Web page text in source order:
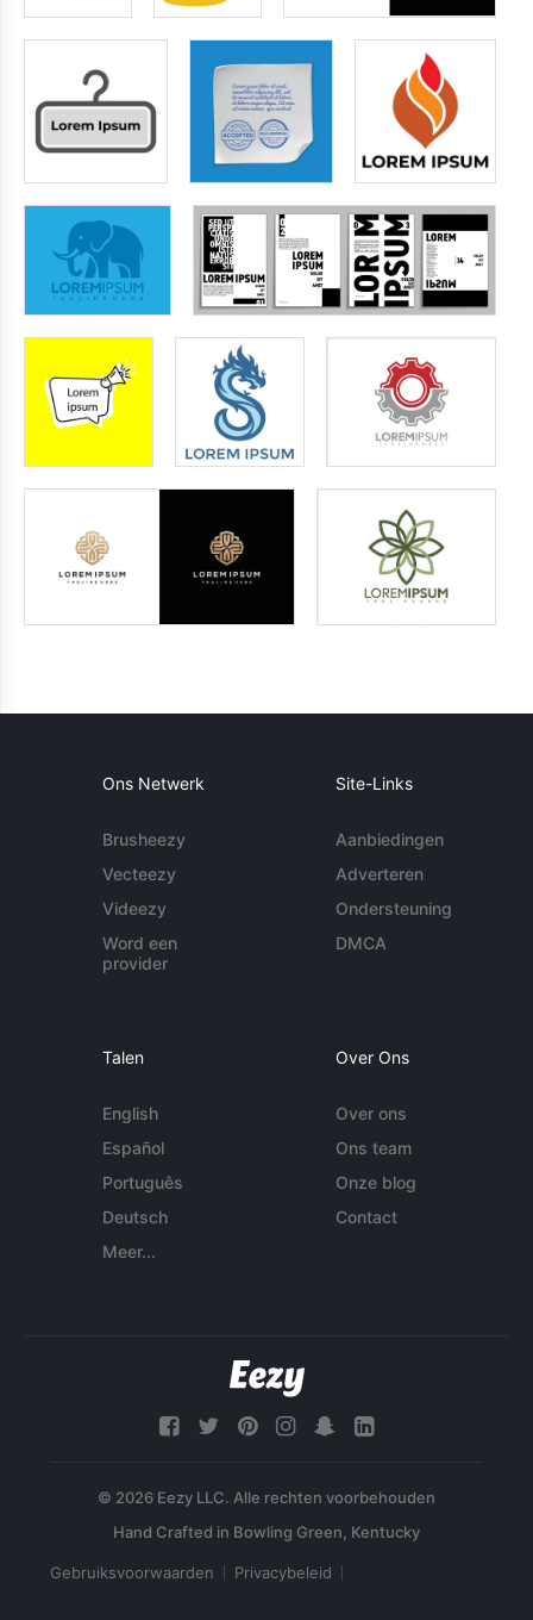
Ons Netwerk
Brusheezy
Vecteezy
Videezy
Word een
provider
Site-Links
Aanbiedingen
Adverteren
Ondersteuning
DMCA
Talen
English
Español
Português
Deutsch
Meer...
Over Ons
Over ons
Ons team
Onze blog
Contact
© 2026 Eezy LLC. Alle rechten voorbehouden
Gebruiksvoorwaarden Privacybeleid